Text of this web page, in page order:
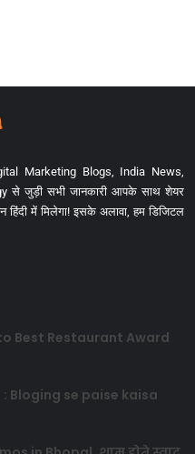
Marketing Blogs, India News,
से जुड़ी सभी जानकारी आपके साथ शेयर
में मिलेगा! इसके अलावा, हम डिजिटल
Best Restaurant Award
Bloging se paise kaisa